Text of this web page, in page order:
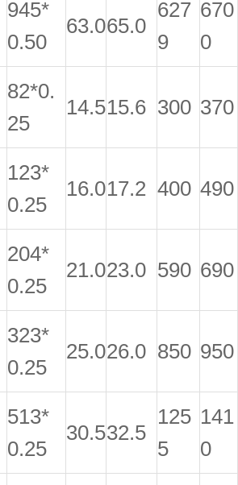
945*
0.50
63.065.0
627
9
670
0
82*0.
25
14.515.6 300 370
123*
0.25
16.017.2 400 490
204*
0.25
21.023.0 590 690
323*
0.25
25.026.0 850 950
513*
0.25
30.532.5
125
5
141
0